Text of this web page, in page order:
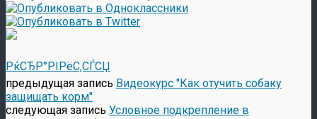
РќСЂР°РІРёС‚СЃСЏ
предыдущая запись Видеокурс "Как отучить собаку
защищать корм"
следующая запись Условное подкрепление в